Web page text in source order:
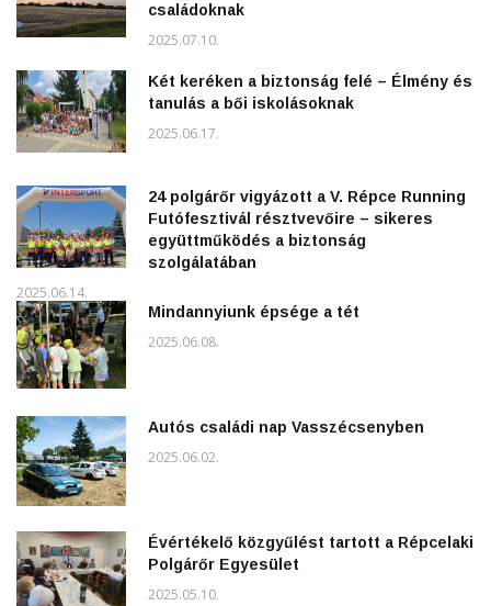
családoknak
2025.07.10.
Két keréken a biztonság felé – Élmény és
tanulás a bői iskolásoknak
2025.06.17.
24 polgárőr vigyázott a V. Répce Running
Futófesztivál résztvevőire – sikeres
együttműködés a biztonság
szolgálatában
2025.06.14.
Mindannyiunk épsége a tét
2025.06.08.
Autós családi nap Vasszécsenyben
2025.06.02.
Évértékelő közgyűlést tartott a Répcelaki
Polgárőr Egyesület
2025.05.10.